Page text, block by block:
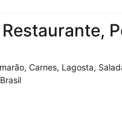
Carnes, Lagosta,